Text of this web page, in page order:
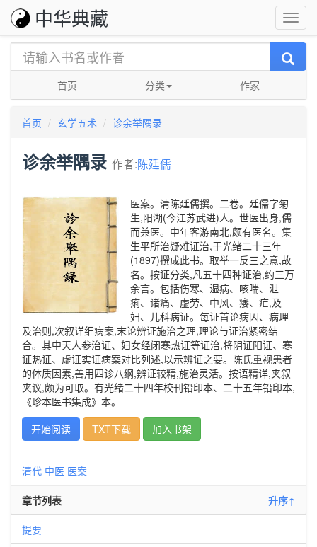
中华典藏
首页 分类 作家
首页 玄学五术 诊余举隅录
诊余举隅录 作者:陈廷儒
医案。清陈廷儒撰。二卷。廷儒字匊
生,阳湖(今江苏武进)人。世医出身,儒
而兼医。中年客游南北,颇有医名。集
生平所治疑难证治,于光绪二十三年
(1897)撰成此书。取举一反三之意,故
名。按证分类,凡五十四种证治,约三万
余言。包括伤寒、湿病、咳喘、泄
痢、诸痛、虚劳、中风、痿、疟,及
妇、儿科病证。每证首论病因、病理
及治则,次叙详细病案,末论辨证施治之理,理论与证治紧密结
合。其中天人参治证、妇女经闭寒热证等证治,将阴证阳证、寒
证热证、虚证实证病案对比列述,以示辨证之要。陈氏重视患者
的体质因素,善用四诊八纲,辨证较精,施治灵活。按语精详,夹叙
夹议,颇为可取。有光绪二十四年校刊铅印本、二十五年铅印本,
《珍本医书集成》本。
开始阅读
TXT下载 加入书架
清代 中医 医案
章节列表 升序↑
提要